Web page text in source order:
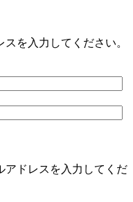
を入力してください。
アドレスを入力してくだ